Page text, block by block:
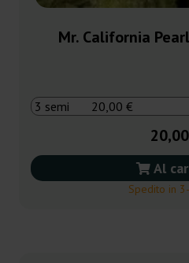
Mr. California
Al
Spedito in